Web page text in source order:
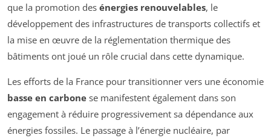
que la promotion des énergies renouvelables, le
développement des infrastructures de transports collectifs et
la mise en œuvre de la réglementation thermique des
bâtiments ont joué un rôle crucial dans cette dynamique.
Les efforts de la France pour transitionner vers une économie
basse en carbone se manifestent également dans son
engagement à réduire progressivement sa dépendance aux
énergies fossiles. Le passage à l’énergie nucléaire, par